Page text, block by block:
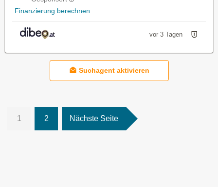
Finanzierung berechnen
vor 3 Tagen
Suchagent aktivieren
1 2 Nächste Seite